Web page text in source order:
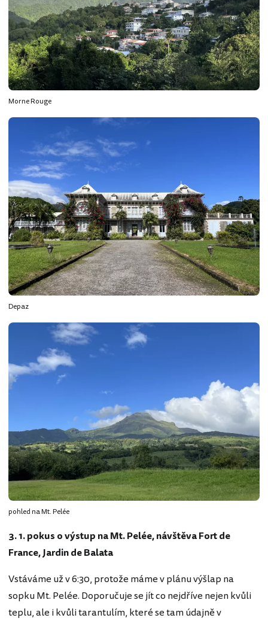
Morne Rouge
Depaz
pohled na Mt. Pelée
3. 1. pokus o výstup na Mt. Pelée, návštěva Fort de
France, Jardin de Balata
Vstáváme už v 6:30, protože máme v plánu výšlap na
sopku Mt. Pelée. Doporučuje se jít co nejdříve nejen kvůli
teplu, ale i kvůli tarantulím, které se tam údajně v